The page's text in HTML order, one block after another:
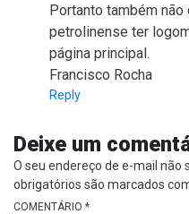
Portanto também
petrolinense ter
página principal.
Francisco Rocha
Reply
Deixe um
O seu endereço de e-mail não
obrigatórios são marcados
COMENTÁRIO *